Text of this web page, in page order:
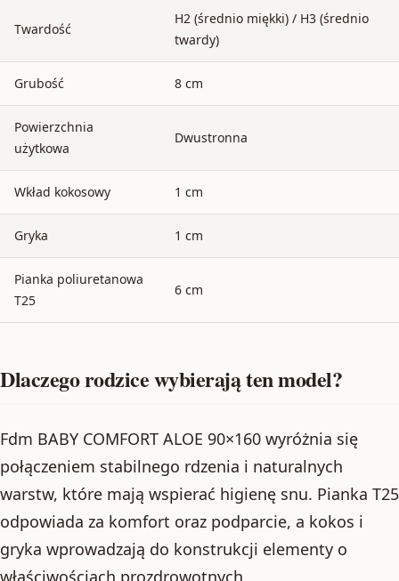
Twardość
H2 (średnio miękki) / H3 (średnio
twardy)
Grubość 8 cm
Powierzchnia
użytkowa
Dwustronna
Wkład kokosowy 1 cm
Gryka 1 cm
Pianka poliuretanowa
T25
6 cm
Dlaczego rodzice wybierają ten model?
Fdm BABY COMFORT ALOE 90×160 wyróżnia się
połączeniem stabilnego rdzenia i naturalnych
warstw, które mają wspierać higienę snu. Pianka T25
odpowiada za komfort oraz podparcie, a kokos i
gryka wprowadzają do konstrukcji elementy o
właściwościach prozdrowotnych.